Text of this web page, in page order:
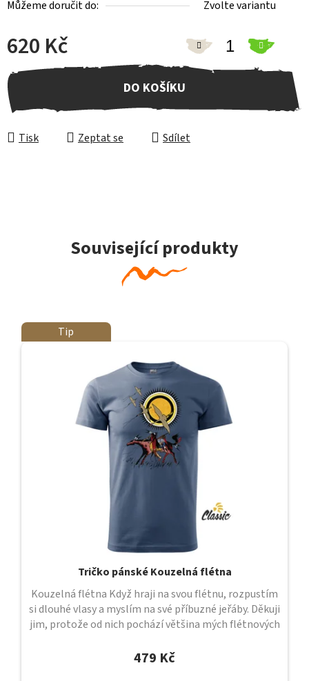
Můžeme doručit do:
Zvolte variantu
620 Kč
Měrná cena:
DO KOŠÍKU
Tisk Zeptat se Sdílet
Související produkty
Tip
Tričko pánské Kouzelná flétna
479 Kč
Kouzelná flétna Když hraji na svou flétnu, rozpustím
si dlouhé vlasy a myslím na své příbuzné jeřáby. Děkuji
jim, protože od nich pochází většina mých flétnových